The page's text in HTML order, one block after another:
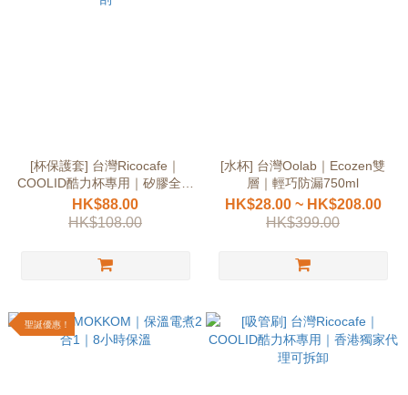
[杯保護套] 台灣Ricocafe｜
COOLID酷力杯專用｜矽膠全杯
防刮
HK$88.00
HK$108.00
[水杯] 台灣Oolab｜Ecozen雙
層｜輕巧防漏750ml
HK$28.00 ~ HK$208.00
HK$399.00
聖誕優惠！